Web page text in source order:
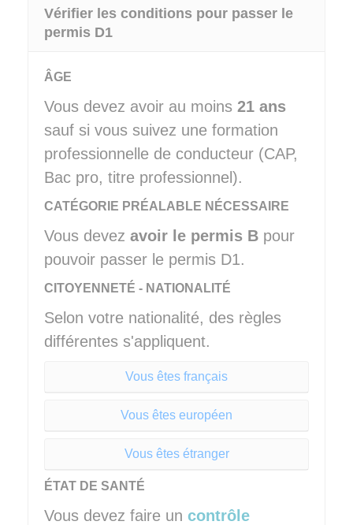
Vérifier les conditions pour passer le
permis D1
ÂGE
Vous devez avoir au moins 21 ans
sauf si vous suivez une formation
professionnelle de conducteur (CAP,
Bac pro, titre professionnel).
CATÉGORIE PRÉALABLE NÉCESSAIRE
Vous devez avoir le permis B pour
pouvoir passer le permis D1.
CITOYENNETÉ - NATIONALITÉ
Selon votre nationalité, des règles
différentes s'appliquent.
Vous êtes français
Vous êtes européen
Vous êtes étranger
ÉTAT DE SANTÉ
Vous devez faire un contrôle